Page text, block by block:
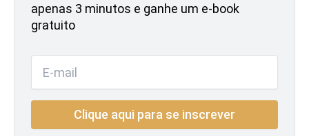
apenas 3 minutos e ganhe um e-book
gratuito